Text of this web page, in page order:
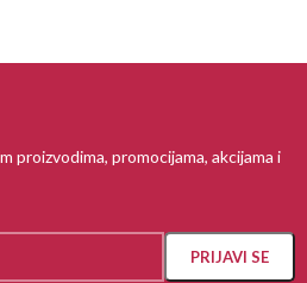
proizvodima, promocijama, akcijama i